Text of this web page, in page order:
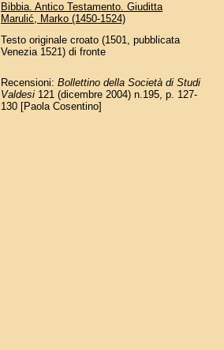
Bibbia. Antico Testamento. Giuditta
Marulić, Marko (1450-1524)
Testo originale croato (1501, pubblicata
Venezia 1521) di fronte
Recensioni: Bollettino della Società di Studi
Valdesi121 (dicembre 2004) n.195, p. 127-
130 [Paola Cosentino]